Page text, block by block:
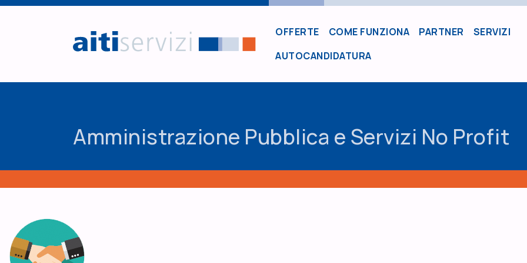
Salta al contenuto principale
MAIN NAVIGATION
OFFERTE COME FUNZIONA PARTNER
SERVIZI
AUTOCANDIDATURA
Amministrazione Pubblica e Servizi No Profit